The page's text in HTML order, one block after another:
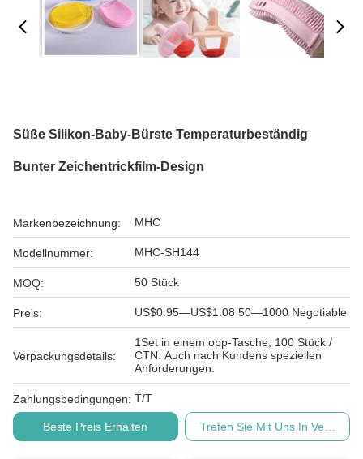
Süße Silikon-Baby-Bürste Temperaturbeständig
Bunter Zeichentrickfilm-Design
Markenbezeichnung: MHC
Modellnummer: MHC-SH144
MOQ: 50 Stück
Preis: US$0.95—US$1.08 50—1000 Negotiable
Verpackungsdetails:
1Set in einem opp-Tasche, 100 Stück /
CTN. Auch nach Kundens speziellen
Anforderungen.
Zahlungsbedingungen: T/T
Beste Preis Erhalten Treten Sie Mit Uns In